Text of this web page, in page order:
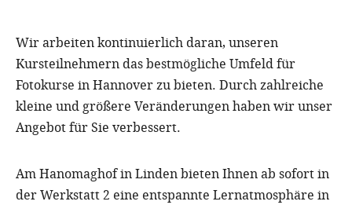
Wir arbeiten kontinuierlich daran, unseren
Kursteilnehmern das bestmögliche Umfeld für
Fotokurse in Hannover zu bieten. Durch zahlreiche
kleine und größere Veränderungen haben wir unser
Angebot für Sie verbessert.
Am Hanomaghof in Linden bieten Ihnen ab sofort in
der Werkstatt 2 eine entspannte Lernatmosphäre in